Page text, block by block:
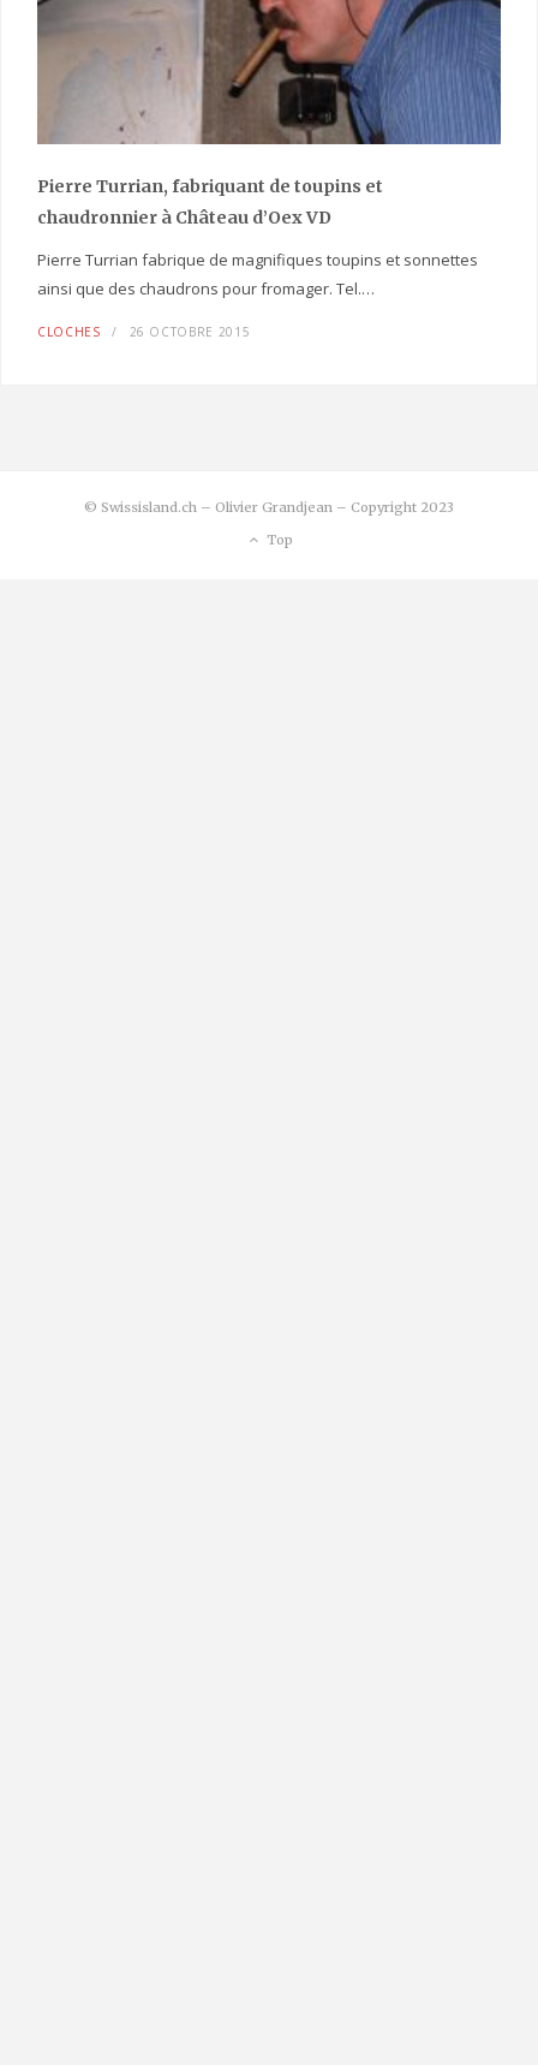
Pierre Turrian, fabriquant de toupins et
chaudronnier à Château d’Oex VD
Pierre Turrian fabrique de magnifiques toupins et sonnettes
ainsi que des chaudrons pour fromager. Tel.…
CLOCHES 26 OCTOBRE 2015
© Swissisland.ch – Olivier Grandjean – Copyright 2023
Top